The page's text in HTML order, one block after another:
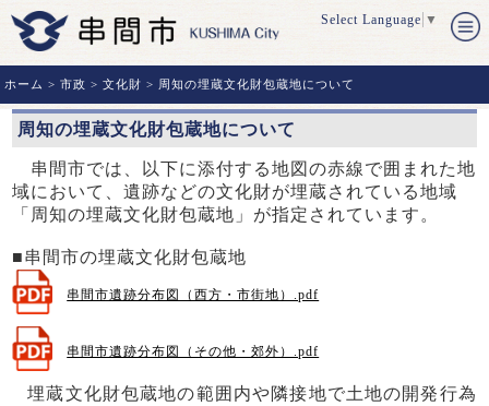
Select Language ▼
ホーム >市政 >文化財 > 周知の埋蔵文化財包蔵地について
周知の埋蔵文化財包蔵地について
串間市では、以下に添付する地図の赤線で囲まれた地
域において、遺跡などの文化財が埋蔵されている地域
「周知の埋蔵文化財包蔵地」が指定されています。
■串間市の埋蔵文化財包蔵地
串間市遺跡分布図（西方・市街地）.pdf
串間市遺跡分布図（その他・郊外）.pdf
埋蔵文化財包蔵地の範囲内や隣接地で土地の開発行為